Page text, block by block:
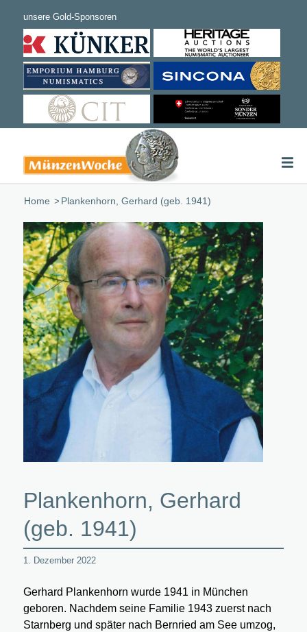
Home /Plankenhorn, Gerhard (geb. 1941)
Plankenhorn, Gerhard
(geb. 1941)
1. Dezember 2022
Gerhard Plankenhorn wurde 1941 in München
geboren. Nachdem seine Familie 1943 zuerst nach
Starnberg und später nach Bernried am See umzog,